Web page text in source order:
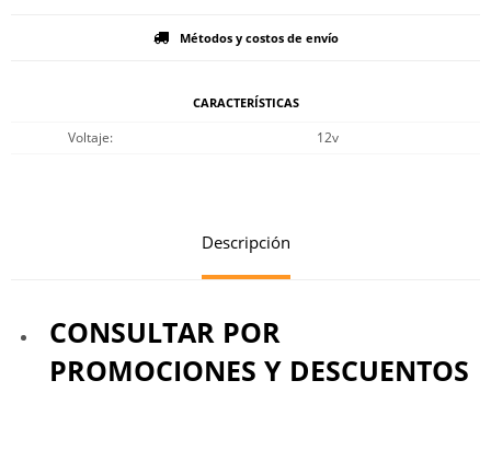
Métodos y costos de envío
CARACTERÍSTICAS
Voltaje 12v
Descripción
CONSULTAR POR
PROMOCIONES Y DESCUENTOS